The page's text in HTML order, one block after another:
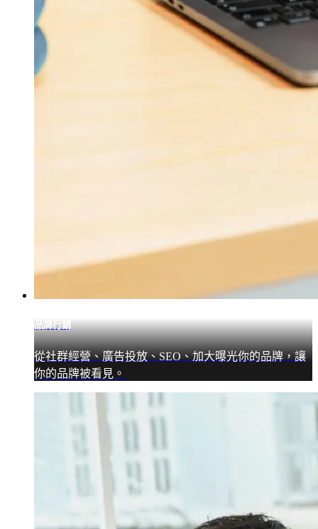
品牌行銷
從社群經營、廣告投放、SEO、加大曝光你的品牌，讓
你的品牌被看見。